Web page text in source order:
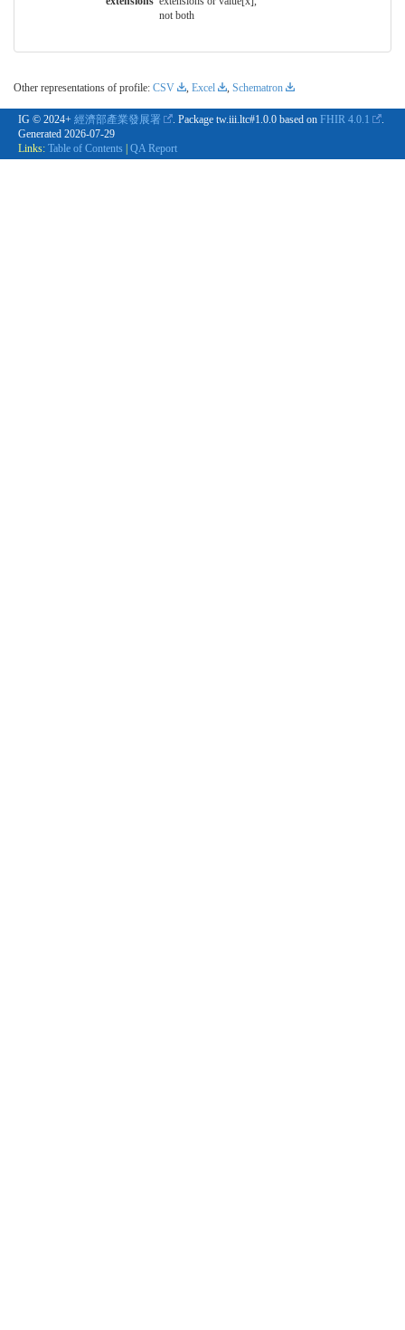
not both
Other representations of profile: CSV , Excel , Schematron
IG © 2024+ 經濟部產業發展署 . Package tw.iii.ltc#1.0.0 based on FHIR 4.0.1
.
Generated 2026-07-29
Links: Table of Contents | QA Report